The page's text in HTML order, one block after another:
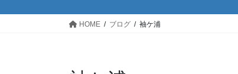
HOME ブログ 袖ケ浦